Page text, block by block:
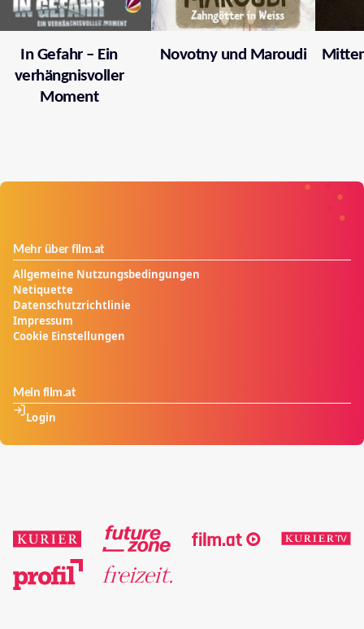
In Gefahr – Ein
verhängnisvoller
Moment
Novotny und Maroudi
Mehr über film.at
Allgemeine Nutzungsbedingungen
Netiquette
Datenschutzrichtlinie
Impressum
Cookie Einstellungen
Mein film.at
Login